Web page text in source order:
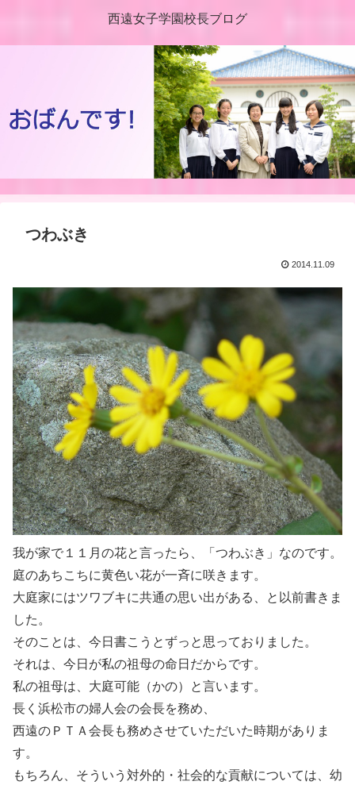
西遠女子学園校長ブログ
つわぶき
2014.11.09
我が家で１１月の花と言ったら、「つわぶき」なのです。
庭のあちこちに黄色い花が一斉に咲きます。
大庭家にはツワブキに共通の思い出がある、と以前書きま
した。
そのことは、今日書こうとずっと思っておりました。
それは、今日が私の祖母の命日だからです。
私の祖母は、大庭可能（かの）と言います。
長く浜松市の婦人会の会長を務め、
西遠のＰＴＡ会長も務めさせていただいた時期がありま
す。
もちろん、そういう対外的・社会的な貢献については、幼